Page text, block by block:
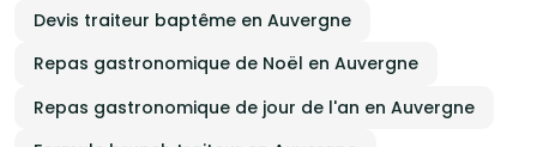
Devis traiteur baptême en Auvergne
Repas gastronomique de Noël en Auvergne
Repas gastronomique de jour de l'an en Auvergne